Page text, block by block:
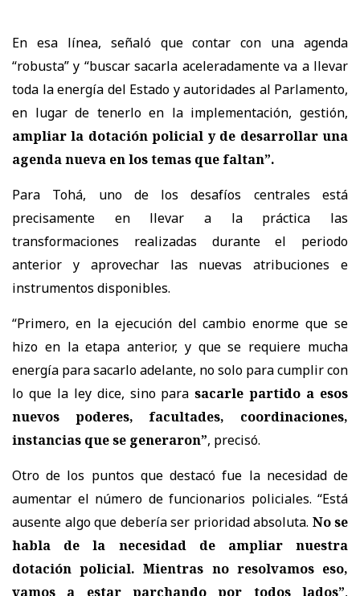
En esa línea, señaló que contar con una agenda
“robusta” y “buscar sacarla aceleradamente va a llevar
toda la energía del Estado y autoridades al Parlamento,
en lugar de tenerlo en la implementación, gestión,
ampliar la dotación policial y de desarrollar una
agenda nueva en los temas que faltan”.
Para Tohá, uno de los desafíos centrales está
precisamente en llevar a la práctica las
transformaciones realizadas durante el periodo
anterior y aprovechar las nuevas atribuciones e
instrumentos disponibles.
“Primero, en la ejecución del cambio enorme que se
hizo en la etapa anterior, y que se requiere mucha
energía para sacarlo adelante, no solo para cumplir con
lo que la ley dice, sino para sacarle partido a esos
nuevos poderes, facultades, coordinaciones,
instancias que se generaron”, precisó.
Otro de los puntos que destacó fue la necesidad de
aumentar el número de funcionarios policiales. “Está
ausente algo que debería ser prioridad absoluta. No se
habla de la necesidad de ampliar nuestra
dotación policial. Mientras no resolvamos eso,
vamos a estar parchando por todos lados”,